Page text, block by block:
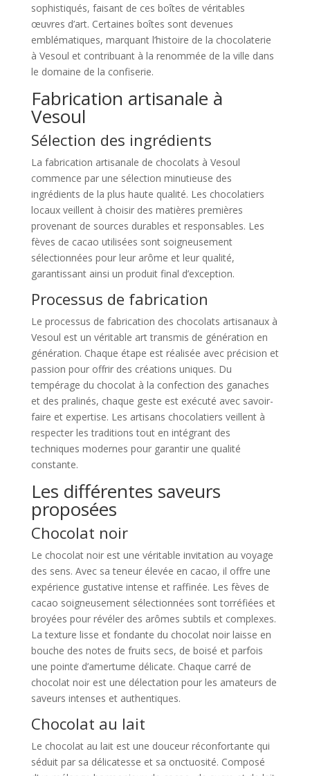
sophistiqués, faisant de ces boîtes de véritables
œuvres d’art. Certaines boîtes sont devenues
emblématiques, marquant l’histoire de la chocolaterie
à Vesoul et contribuant à la renommée de la ville dans
le domaine de la confiserie.
Fabrication artisanale à
Vesoul
Sélection des ingrédients
La fabrication artisanale de chocolats à Vesoul
commence par une sélection minutieuse des
ingrédients de la plus haute qualité. Les chocolatiers
locaux veillent à choisir des matières premières
provenant de sources durables et responsables. Les
fèves de cacao utilisées sont soigneusement
sélectionnées pour leur arôme et leur qualité,
garantissant ainsi un produit final d’exception.
Processus de fabrication
Le processus de fabrication des chocolats artisanaux à
Vesoul est un véritable art transmis de génération en
génération. Chaque étape est réalisée avec précision et
passion pour offrir des créations uniques. Du
tempérage du chocolat à la confection des ganaches
et des pralinés, chaque geste est exécuté avec savoir-
faire et expertise. Les artisans chocolatiers veillent à
respecter les traditions tout en intégrant des
techniques modernes pour garantir une qualité
constante.
Les différentes saveurs
proposées
Chocolat noir
Le chocolat noir est une véritable invitation au voyage
des sens. Avec sa teneur élevée en cacao, il offre une
expérience gustative intense et raffinée. Les fèves de
cacao soigneusement sélectionnées sont torréfiées et
broyées pour révéler des arômes subtils et complexes.
La texture lisse et fondante du chocolat noir laisse en
bouche des notes de fruits secs, de boisé et parfois
une pointe d’amertume délicate. Chaque carré de
chocolat noir est une délectation pour les amateurs de
saveurs intenses et authentiques.
Chocolat au lait
Le chocolat au lait est une douceur réconfortante qui
séduit par sa délicatesse et sa onctuosité. Composé